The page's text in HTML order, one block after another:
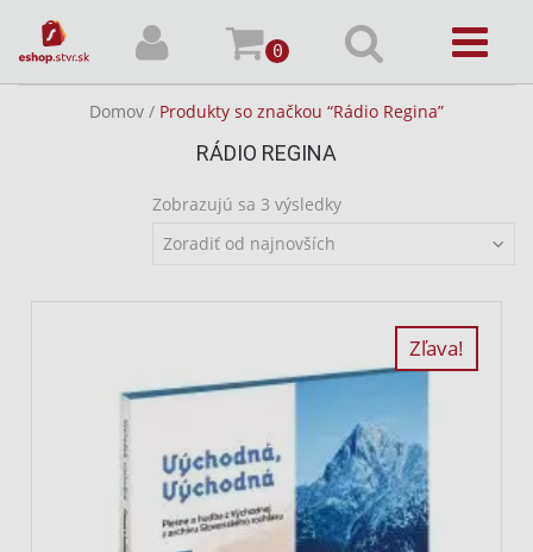
0
Domov / Produkty so značkou “Rádio Regina”
RÁDIO REGINA
Zobrazujú sa 3 výsledkyZoradené
Zoradiť od najnovších
Zľava!